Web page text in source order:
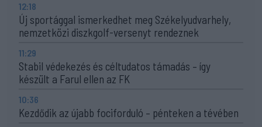
12:18
Új sportággal ismerkedhet meg Székelyudvarhely,
nemzetközi diszkgolf-versenyt rendeznek
11:29
Stabil védekezés és céltudatos támadás – így
készült a Farul ellen az FK
10:36
Kezdődik az újabb fociforduló – pénteken a tévében